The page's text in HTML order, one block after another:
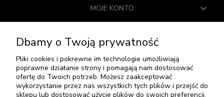
MOJE KONTO
INFORMACJE
O NAS
Dbamy o Twoją prywatność
Pliki cookies i pokrewne im technologie umożliwiają
poprawne działanie strony i pomagają nam dostosować
ofertę do Twoich potrzeb. Możesz zaakceptować
wykorzystanie przez nas wszystkich tych plików i przejść do
sklepu lub dostosować użycie plików do swoich preferencji,